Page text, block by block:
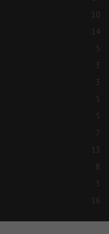
10
14
5
3
3
5
5
7
13
8
5
16